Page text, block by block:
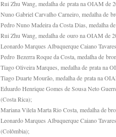
Rui Zhu Wang, medalha de prata na OIAM de
Nuno Gabriel Carvalho Carneiro, medalha de
Pedro Nuno Madeira da Costa Dias, medalha
Rui Zhu Wang, medalha de ouro na OIAM de
Leonardo Marques Albuquerque Caiano
Pedro Bezerra Roque da Costa, medalha de
Tiago Oliveira Marques, medalha de prata na
Tiago Duarte Mourão, medalha de prata na
Eduardo Henrique Gomes de Sousa Neto
(Costa Rica);
Mariana Vilela Marta Rio Costa, medalha de
Leonardo Marques Albuquerque Caiano
(Colômbia);